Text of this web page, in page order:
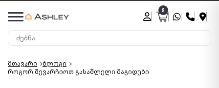
8
მთავარი
ბლოგი
როგორ შევარჩიოთ გასაშლელი მაგიდები